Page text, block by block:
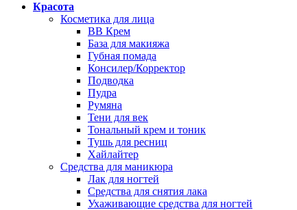
Красота
Косметика для лица
BB Крем
База для макияжа
Губная помада
Консилер/Корректор
Подводка
Пудра
Румяна
Тени для век
Тональный крем и тоник
Тушь для ресниц
Хайлайтер
Средства для маникюра
Лак для ногтей
Средства для снятия лака
Ухаживающие средства для ногтей